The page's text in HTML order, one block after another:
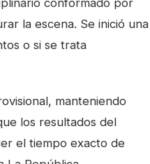
conformado por
la escena. Se inició una
o si se trata
manteniendo
los resultados del
el tiempo exacto de